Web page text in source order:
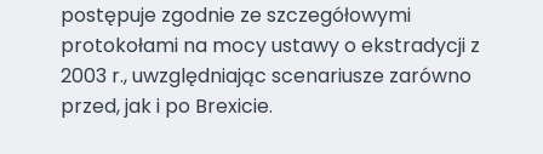
postępuje zgodnie ze szczegółowymi
protokołami na mocy ustawy o ekstradycji z
2003 r., uwzględniając scenariusze zarówno
przed, jak i po Brexicie.